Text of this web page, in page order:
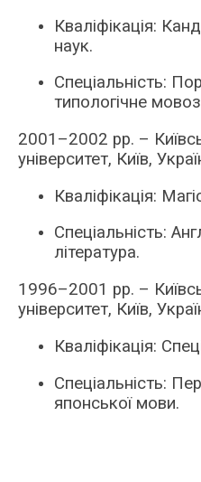
Кваліфікація:
наук.
Спеціальність:
типологічне
2001–2002 рр. –
університет, Київ,
Кваліфікація:
Спеціальність:
література.
1996–2001 рр. –
університет, Київ,
Кваліфікація:
Спеціальність:
японської мови.